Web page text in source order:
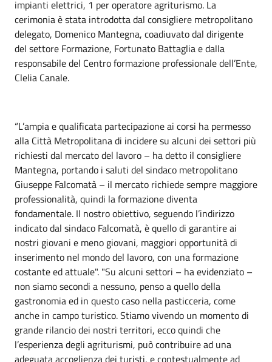
impianti elettrici, 1 per operatore agriturismo. La
cerimonia è stata introdotta dal consigliere metropolitano
delegato, Domenico Mantegna, coadiuvato dal dirigente
del settore Formazione, Fortunato Battaglia e dalla
responsabile del Centro formazione professionale dell’Ente,
Clelia Canale.
“L’ampia e qualificata partecipazione ai corsi ha permesso
alla Città Metropolitana di incidere su alcuni dei settori più
richiesti dal mercato del lavoro – ha detto il consigliere
Mantegna, portando i saluti del sindaco metropolitano
Giuseppe Falcomatà – il mercato richiede sempre maggiore
professionalità, quindi la formazione diventa
fondamentale. Il nostro obiettivo, seguendo l’indirizzo
indicato dal sindaco Falcomatà, è quello di garantire ai
nostri giovani e meno giovani, maggiori opportunità di
inserimento nel mondo del lavoro, con una formazione
costante ed attuale". "Su alcuni settori – ha evidenziato –
non siamo secondi a nessuno, penso a quello della
gastronomia ed in questo caso nella pasticceria, come
anche in campo turistico. Stiamo vivendo un momento di
grande rilancio dei nostri territori, ecco quindi che
l’esperienza degli agriturismi, può contribuire ad una
adeguata accoglienza dei turisti, e contestualmente ad